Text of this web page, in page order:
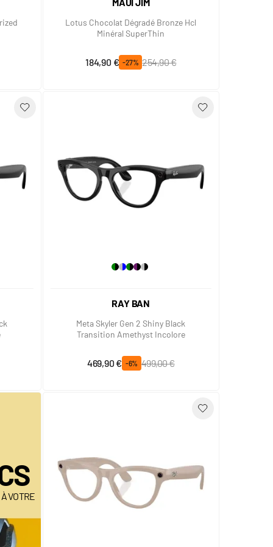
MAUI JIM
Lotus Chocolat Dégradé Bronze Hcl
Minéral SuperThin
Prix spécial
184,90 € -27%
Prix normal
254,90 €
RAY BAN
Meta Skyler Gen 2 Shiny Black
Transition Amethyst Incolore
Prix spécial
469,90 € -6%
Prix normal
499,00 €
VOTRE